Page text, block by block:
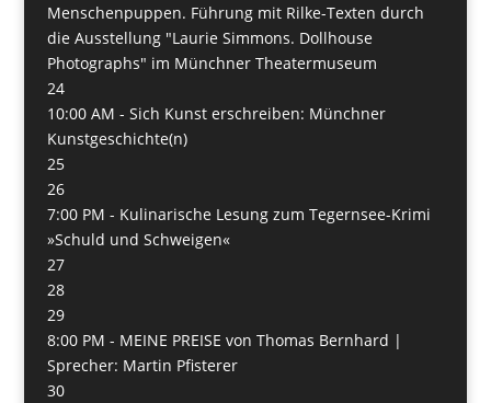
Menschenpuppen. Führung mit Rilke-Texten durch
die Ausstellung "Laurie Simmons. Dollhouse
Photographs" im Münchner Theatermuseum
24
10:00 AM - Sich Kunst erschreiben: Münchner
Kunstgeschichte(n)
25
26
7:00 PM - Kulinarische Lesung zum Tegernsee-Krimi
»Schuld und Schweigen«
27
28
29
8:00 PM - MEINE PREISE von Thomas Bernhard |
Sprecher: Martin Pfisterer
30